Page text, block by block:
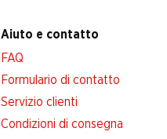
Aiuto e contatto
FAQ
Formulario di contatto
Servizio clienti
Condizioni di consegna